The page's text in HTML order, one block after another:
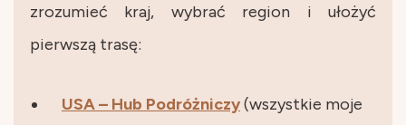
zrozumieć kraj, wybrać region i ułożyć
pierwszą trasę:
USA – Hub Podróżniczy(wszystkie moje